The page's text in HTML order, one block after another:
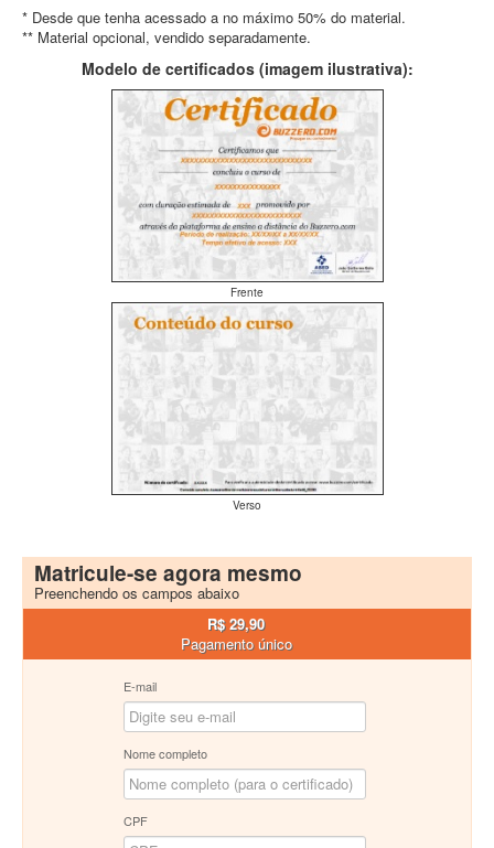
* Desde que tenha acessado a no máximo 50% do material.
** Material opcional, vendido separadamente.
Modelo de certificados (imagem ilustrativa):
Frente
Verso
Matricule-se agora mesmo
Preenchendo os campos abaixo
R$ 29,90
Pagamento único
E-mail
Nome completo
CPF